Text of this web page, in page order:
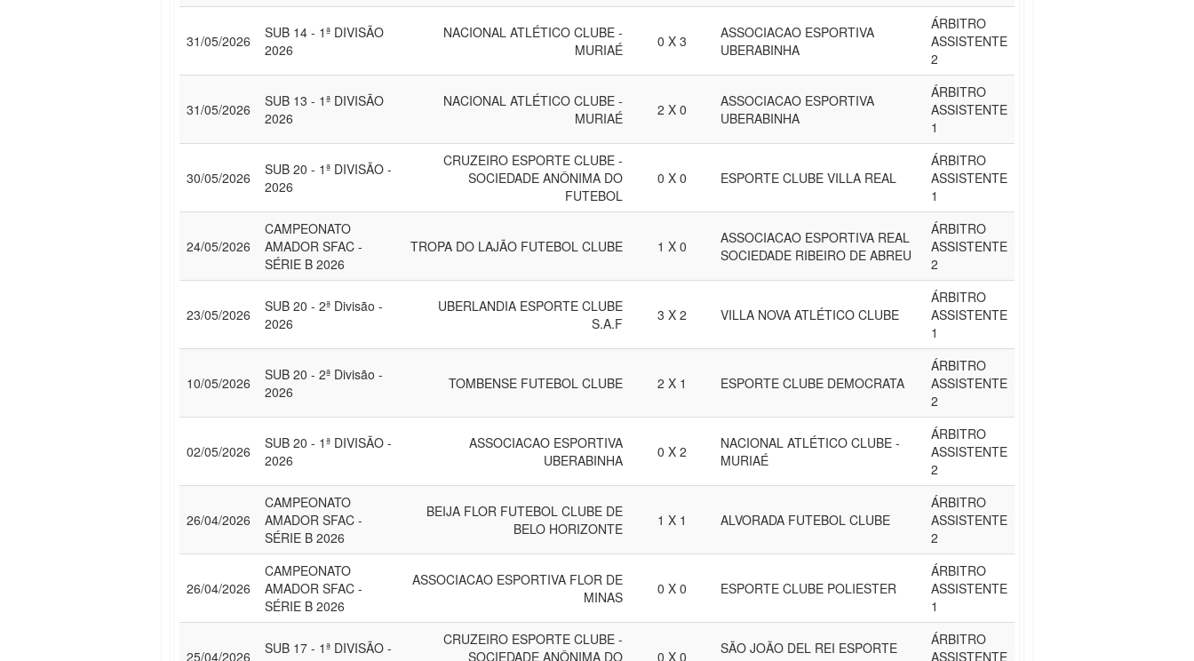
31/05/2026
SUB 14 - 1ª DIVISÃO
2026
NACIONAL ATLÉTICO CLUBE -
MURIAÉ
0 X 3
ASSOCIACAO ESPORTIVA
UBERABINHA
ÁRBITRO
ASSISTENTE
2
31/05/2026
SUB 13 - 1ª DIVISÃO
2026
NACIONAL ATLÉTICO CLUBE -
MURIAÉ
2 X 0
ASSOCIACAO ESPORTIVA
UBERABINHA
ÁRBITRO
ASSISTENTE
1
30/05/2026
SUB 20 - 1ª DIVISÃO -
2026
CRUZEIRO ESPORTE CLUBE -
SOCIEDADE ANÔNIMA DO
FUTEBOL
0 X 0 ESPORTE CLUBE VILLA REAL
ÁRBITRO
ASSISTENTE
1
24/05/2026
CAMPEONATO
AMADOR SFAC -
SÉRIE B 2026
TROPA DO LAJÃO FUTEBOL CLUBE 1 X 0
ASSOCIACAO ESPORTIVA REAL
SOCIEDADE RIBEIRO DE ABREU
ÁRBITRO
ASSISTENTE
2
23/05/2026
SUB 20 - 2ª Divisão -
2026
UBERLANDIA ESPORTE CLUBE
S.A.F
3 X 2 VILLA NOVA ATLÉTICO CLUBE
ÁRBITRO
ASSISTENTE
1
10/05/2026
SUB 20 - 2ª Divisão -
2026
TOMBENSE FUTEBOL CLUBE 2 X 1 ESPORTE CLUBE DEMOCRATA
ÁRBITRO
ASSISTENTE
2
02/05/2026
SUB 20 - 1ª DIVISÃO -
2026
ASSOCIACAO ESPORTIVA
UBERABINHA
0 X 2
NACIONAL ATLÉTICO CLUBE -
MURIAÉ
ÁRBITRO
ASSISTENTE
2
26/04/2026
CAMPEONATO
AMADOR SFAC -
SÉRIE B 2026
BEIJA FLOR FUTEBOL CLUBE DE
BELO HORIZONTE
1 X 1 ALVORADA FUTEBOL CLUBE
ÁRBITRO
ASSISTENTE
2
26/04/2026
CAMPEONATO
AMADOR SFAC -
SÉRIE B 2026
ASSOCIACAO ESPORTIVA FLOR DE
MINAS
0 X 0 ESPORTE CLUBE POLIESTER
ÁRBITRO
ASSISTENTE
1
25/04/2026
SUB 17 - 1ª DIVISÃO -
CRUZEIRO ESPORTE CLUBE -
SOCIEDADE ANÔNIMA DO
0 X 0
SÃO JOÃO DEL REI ESPORTE
ÁRBITRO
ASSISTENTE